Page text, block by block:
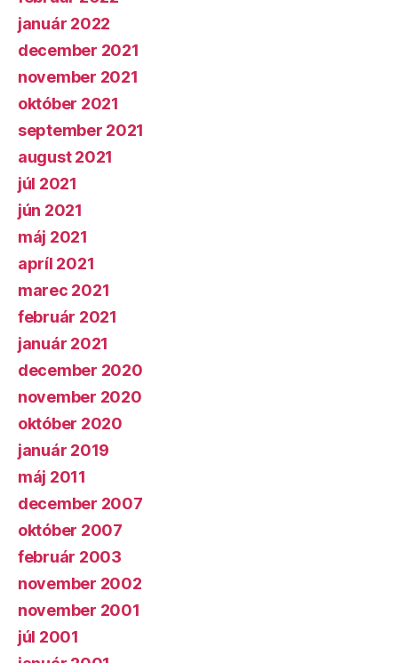
január 2022
december 2021
november 2021
október 2021
september 2021
august 2021
júl 2021
jún 2021
máj 2021
apríl 2021
marec 2021
február 2021
január 2021
december 2020
november 2020
október 2020
január 2019
máj 2011
december 2007
október 2007
február 2003
november 2002
november 2001
júl 2001